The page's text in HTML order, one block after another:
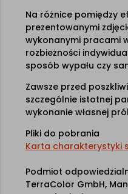
Na różnice pomiędzy
prezentowanymi
wykonanymi pracami
rozbieżności
sposób wypału czy
Zawsze przed
szczególnie istotnej
wykonanie własnej
Pliki do pobrania
Karta charakterystyki
Podmiot
TerraColor GmbH,